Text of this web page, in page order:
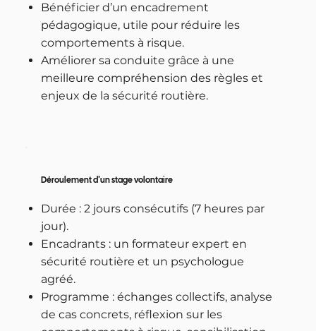
Bénéficier d’un encadrement
pédagogique, utile pour réduire les
comportements à risque.
Améliorer sa conduite grâce à une
meilleure compréhension des règles et
enjeux de la sécurité routière.
Déroulement d’un stage volontaire
Durée : 2 jours consécutifs (7 heures par
jour).
Encadrants : un formateur expert en
sécurité routière et un psychologue
agréé.
Programme : échanges collectifs, analyse
de cas concrets, réflexion sur les